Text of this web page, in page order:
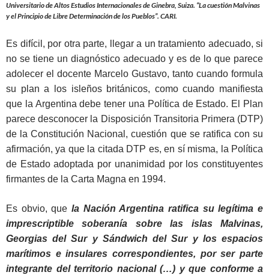
Universitario de Altos Estudios Internacionales de Ginebra, Suiza. “La cuestión Malvinas
y el Principio de Libre Determinación de los Pueblos”. CARI.
Es difícil, por otra parte, llegar a un tratamiento adecuado, si
no se tiene un diagnóstico adecuado y es de lo que parece
adolecer el docente Marcelo Gustavo, tanto cuando formula
su plan a los isleños británicos, como cuando manifiesta
que la Argentina debe tener una Política de Estado. El Plan
parece desconocer la Disposición Transitoria Primera (DTP)
de la Constitución Nacional, cuestión que se ratifica con su
afirmación, ya que la citada DTP es, en sí misma, la Política
de Estado adoptada por unanimidad por los constituyentes
firmantes de la Carta Magna en 1994.
Es obvio, que la Nación Argentina ratifica su legítima e
imprescriptible soberanía sobre las islas Malvinas,
Georgias del Sur y Sándwich del Sur y los espacios
marítimos e insulares correspondientes, por ser parte
integrante del territorio nacional (…) y que conforme a